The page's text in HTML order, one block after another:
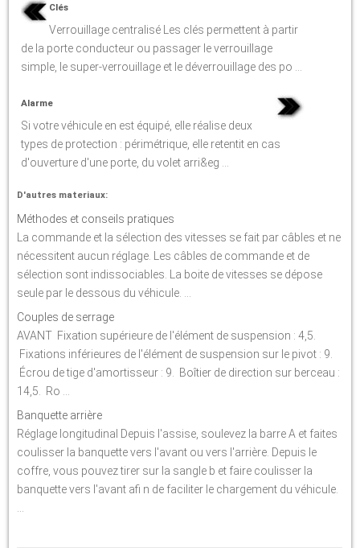
Clés
Verrouillage centralisé Les clés permettent à partir
de la porte conducteur ou passager le verrouillage
simple, le super-verrouillage et le déverrouillage des po ...
Alarme
Si votre véhicule en est équipé, elle réalise deux
types de protection : périmétrique, elle retentit en cas
d'ouverture d'une porte, du volet arri&eg ...
D'autres materiaux:
Méthodes et conseils pratiques
La commande et la sélection des vitesses se fait par câbles et ne
nécessitent aucun réglage. Les câbles de commande et de
sélection sont indissociables. La boite de vitesses se dépose
seule par le dessous du véhicule. ...
Couples de serrage
AVANT Fixation supérieure de l'élément de suspension : 4,5.
Fixations inférieures de l'élément de suspension sur le pivot : 9.
Écrou de tige d'amortisseur : 9. Boîtier de direction sur berceau :
14,5. Ro ...
Banquette arrière
Réglage longitudinal Depuis l'assise, soulevez la barre A et faites
coulisser la banquette vers l'avant ou vers l'arrière. Depuis le
coffre, vous pouvez tirer sur la sangle b et faire coulisser la
banquette vers l'avant afi n de faciliter le chargement du véhicule.